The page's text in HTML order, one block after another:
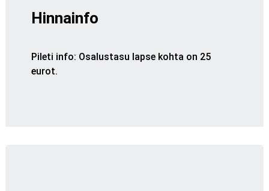
Hinnainfo
Pileti info: Osalustasu lapse kohta on 25
eurot.